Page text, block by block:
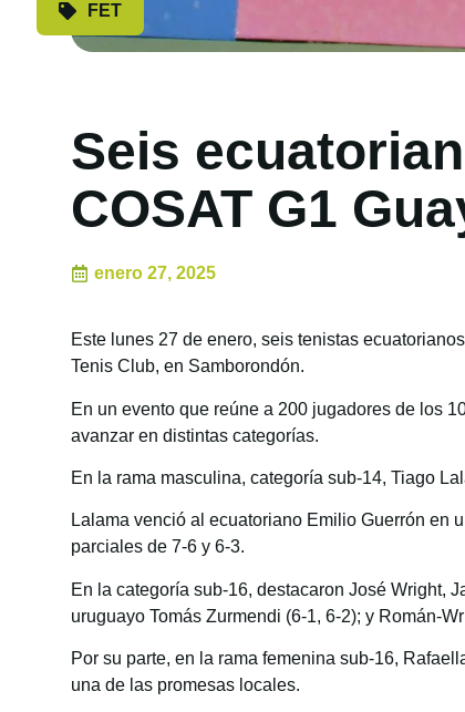
FET
Seis
COSAT G1
enero 27, 2025
Este lunes 27 de enero, seis tenistas
Tenis Club, en Samborondón.
En un evento que reúne a 200 jugadores de los
avanzar en distintas categorías.
En la rama masculina, categoría sub-14, Tiago
Lalama venció al ecuatoriano Emilio Guerrón en
parciales de 7-6 y 6-3.
En la categoría sub-16, destacaron José Wright,
uruguayo Tomás Zurmendi (6-1, 6-2); y Román-
Por su parte, en la rama femenina sub-16,
una de las promesas locales.